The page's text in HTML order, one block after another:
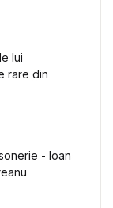
lui
rare din
- Ioan